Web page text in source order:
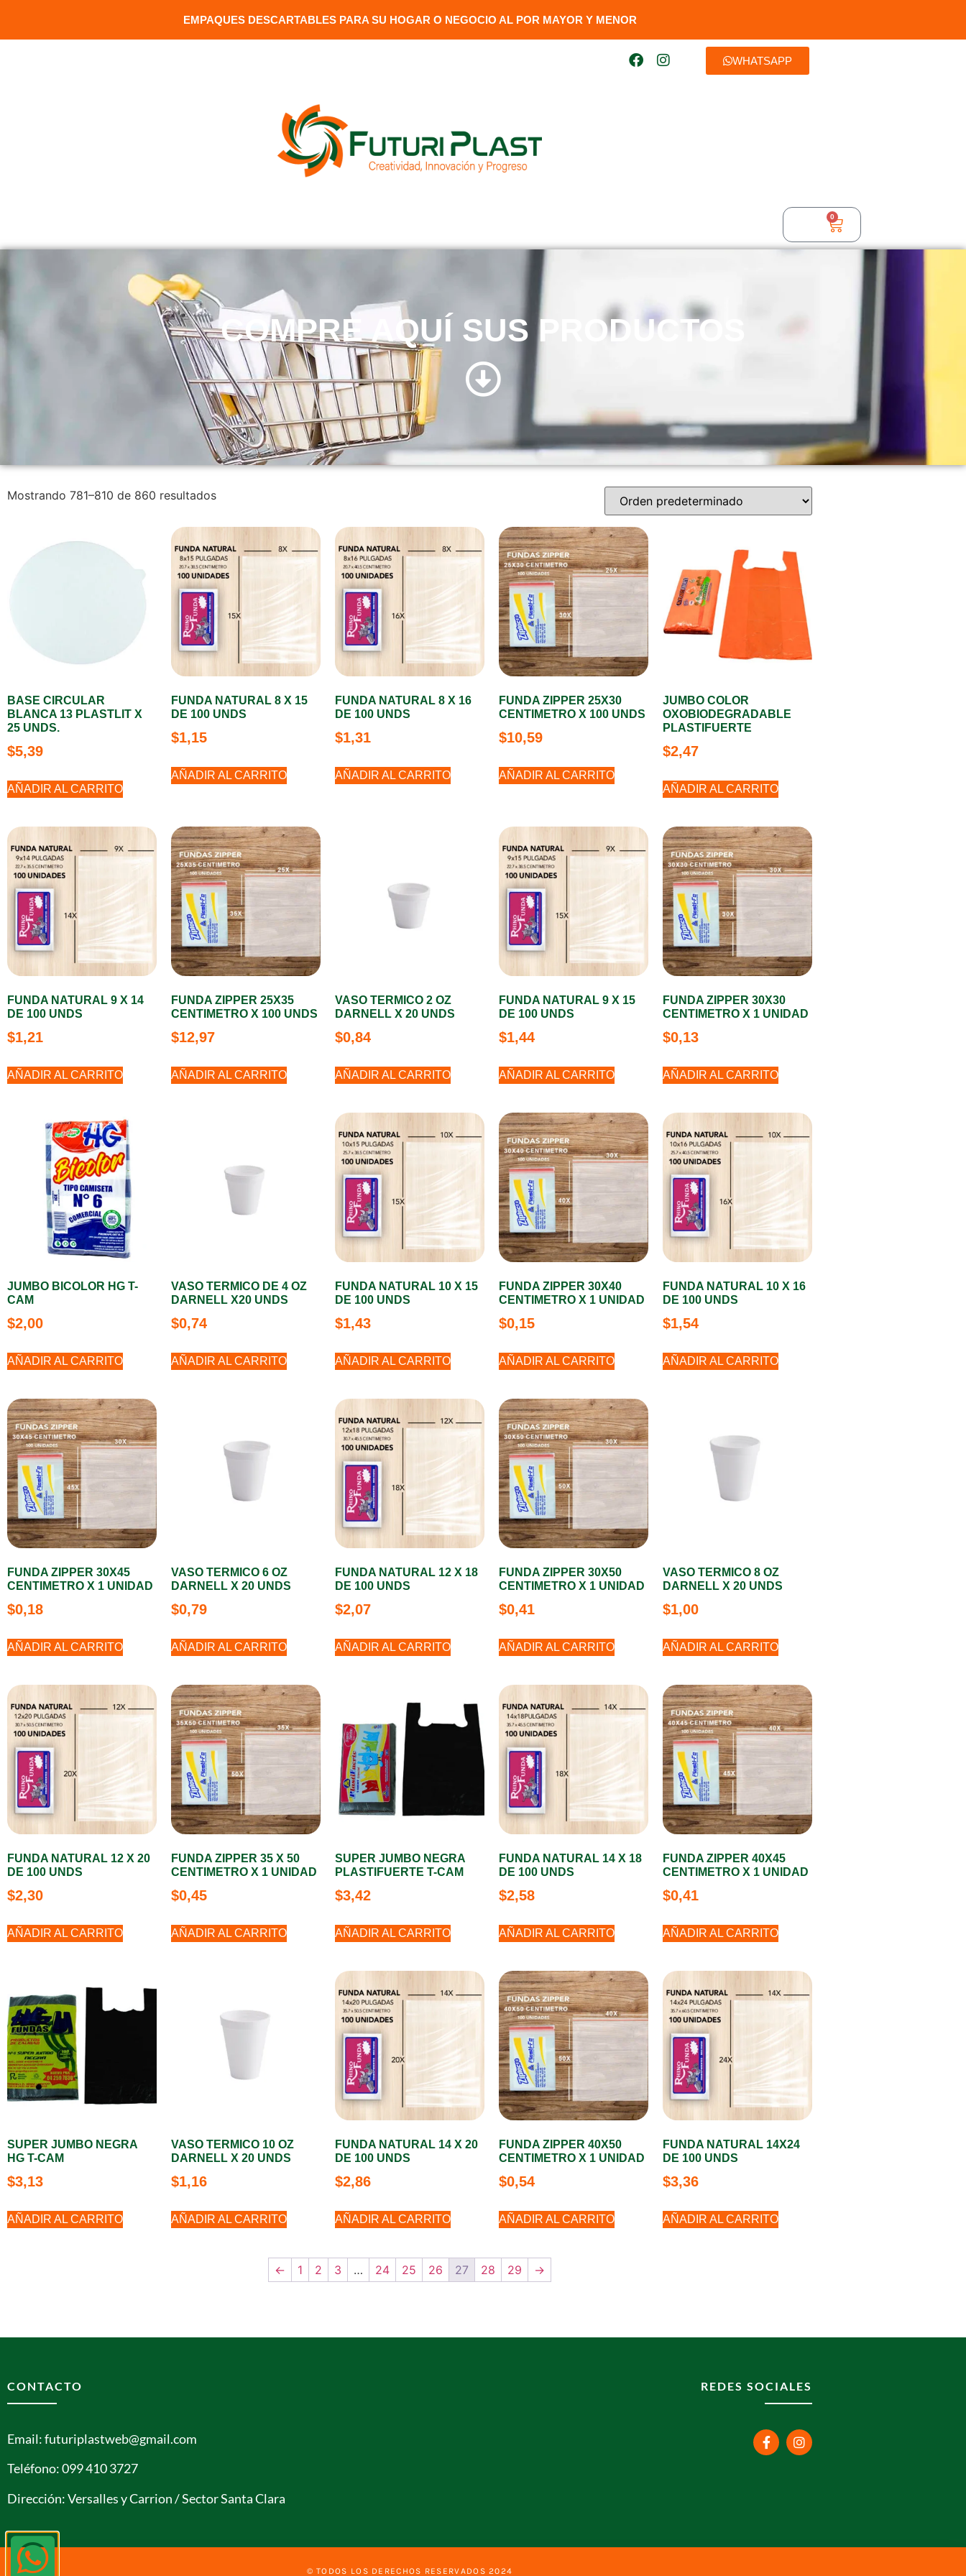
EMPAQUES DESCARTABLES PARA SU HOGAR O NEGOCIO AL POR MAYOR Y MENOR​
WHATSAPP
0
COMPRE AQUÍ SUS PRODUCTOS
Mostrando 781–810 de 860 resultados
BASE CIRCULAR
BLANCA 13 PLASTLIT X
25 UNDS.
$5,39
AÑADIR AL CARRITO
FUNDA NATURAL 8 X 15
DE 100 UNDS
$1,15
AÑADIR AL CARRITO
FUNDA NATURAL 8 X 16
DE 100 UNDS
$1,31
AÑADIR AL CARRITO
FUNDA ZIPPER 25X30
CENTIMETRO X 100 UNDS
$10,59
AÑADIR AL CARRITO
JUMBO COLOR
OXOBIODEGRADABLE
PLASTIFUERTE
$2,47
AÑADIR AL CARRITO
FUNDA NATURAL 9 X 14
DE 100 UNDS
$1,21
AÑADIR AL CARRITO
FUNDA ZIPPER 25X35
CENTIMETRO X 100 UNDS
$12,97
AÑADIR AL CARRITO
VASO TERMICO 2 OZ
DARNELL X 20 UNDS
$0,84
AÑADIR AL CARRITO
FUNDA NATURAL 9 X 15
DE 100 UNDS
$1,44
AÑADIR AL CARRITO
FUNDA ZIPPER 30X30
CENTIMETRO X 1 UNIDAD
$0,13
AÑADIR AL CARRITO
JUMBO BICOLOR HG T-
CAM
$2,00
AÑADIR AL CARRITO
VASO TERMICO DE 4 OZ
DARNELL X20 UNDS
$0,74
AÑADIR AL CARRITO
FUNDA NATURAL 10 X 15
DE 100 UNDS
$1,43
AÑADIR AL CARRITO
FUNDA ZIPPER 30X40
CENTIMETRO X 1 UNIDAD
$0,15
AÑADIR AL CARRITO
FUNDA NATURAL 10 X 16
DE 100 UNDS
$1,54
AÑADIR AL CARRITO
FUNDA ZIPPER 30X45
CENTIMETRO X 1 UNIDAD
$0,18
AÑADIR AL CARRITO
VASO TERMICO 6 OZ
DARNELL X 20 UNDS
$0,79
AÑADIR AL CARRITO
FUNDA NATURAL 12 X 18
DE 100 UNDS
$2,07
AÑADIR AL CARRITO
FUNDA ZIPPER 30X50
CENTIMETRO X 1 UNIDAD
$0,41
AÑADIR AL CARRITO
VASO TERMICO 8 OZ
DARNELL X 20 UNDS
$1,00
AÑADIR AL CARRITO
FUNDA NATURAL 12 X 20
DE 100 UNDS
$2,30
AÑADIR AL CARRITO
FUNDA ZIPPER 35 X 50
CENTIMETRO X 1 UNIDAD
$0,45
AÑADIR AL CARRITO
SUPER JUMBO NEGRA
PLASTIFUERTE T-CAM
$3,42
AÑADIR AL CARRITO
FUNDA NATURAL 14 X 18
DE 100 UNDS
$2,58
AÑADIR AL CARRITO
FUNDA ZIPPER 40X45
CENTIMETRO X 1 UNIDAD
$0,41
AÑADIR AL CARRITO
SUPER JUMBO NEGRA
HG T-CAM
$3,13
AÑADIR AL CARRITO
VASO TERMICO 10 OZ
DARNELL X 20 UNDS
$1,16
AÑADIR AL CARRITO
FUNDA NATURAL 14 X 20
DE 100 UNDS
$2,86
AÑADIR AL CARRITO
FUNDA ZIPPER 40X50
CENTIMETRO X 1 UNIDAD
$0,54
AÑADIR AL CARRITO
FUNDA NATURAL 14X24
DE 100 UNDS
$3,36
AÑADIR AL CARRITO
← 1 2 3 … 24 25 26 27 28 29 →
CONTACTO
Email: futuriplastweb@gmail.com
Teléfono: 099 410 3727
Dirección: Versalles y Carrion / Sector Santa Clara
REDES SOCIALES
© TODOS LOS DERECHOS RESERVADOS 2024